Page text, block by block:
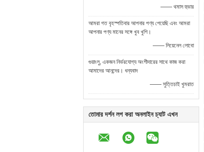
—— থমাস হুভার
আমরা গত বৃহস্পতিবার আপনার পণ্য পেয়েছি এবং আমরা
আপনার পণ্য মানের সঙ্গে খুব খুশি।
—— লিয়েনেল লোবো
গুয়াংলু, একজন নির্ভরযোগ্য অংশীদারের সাথে কাজ করা
আমাদের আনন্দের। ধন্যবাদ
—— সুত্তিচাই খুমরাত
তোমার দর্শন লগ করা অনলাইন চ্যাট এখন